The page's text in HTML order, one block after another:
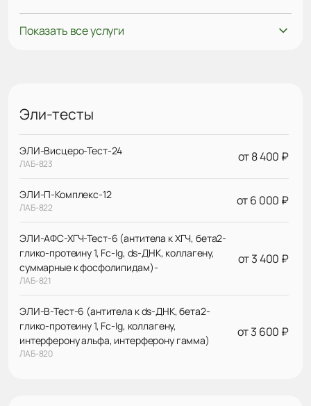
Показать все услуги
Эли-тесты
ЭЛИ-Висцеро-Тест-24
ЛАБ-823 от 8 400 ₽
ЭЛИ-П-Комплекс-12
ЛАБ-822 от 6 000 ₽
ЭЛИ-АФС-ХГЧ-Тест-6 (антитела к ХГЧ, бета2-
глико-протеину 1, Fc-Ig, ds-ДНК, коллагену,
суммарные к фосфoлипидам)-
ЛАБ-821
от 3 400 ₽
ЭЛИ-В-Тест-6 (антитела к ds-ДНК, бета2-
глико-протеину 1, Fc-Ig, коллагену,
интерферону альфа, интерферону гамма)
ЛАБ-820
от 3 600 ₽